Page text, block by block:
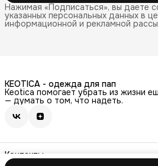
Нажимая «Подписаться», вы даете
указанных персональных данных в
информационной и рекламной
KEOTICA - одежда для пап
Keotica помогает убрать из жизни
— думать о том, что надеть.
Контакты